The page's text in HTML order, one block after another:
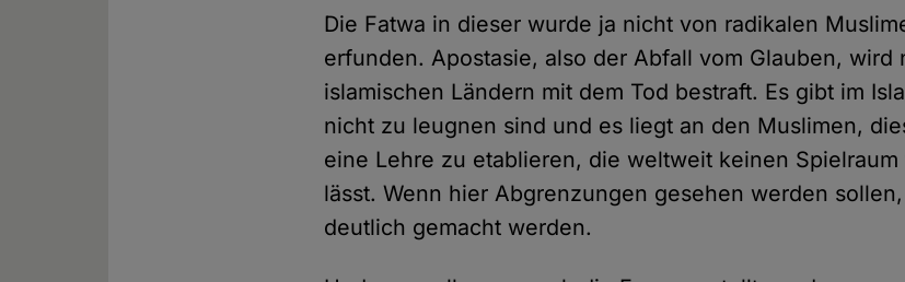
Die Fatwa in dieser wurde ja nicht von radikalen
erfunden. Apostasie, also der Abfall vom Glauben, wird
islamischen Ländern mit dem Tod bestraft. Es gibt im
nicht zu leugnen sind und es liegt an den Muslimen,
eine Lehre zu etablieren, die weltweit keinen
lässt. Wenn hier Abgrenzungen gesehen werden
deutlich gemacht werden.